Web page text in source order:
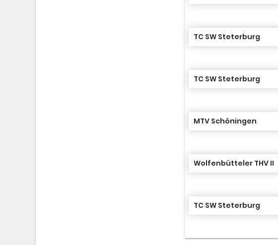
TC SW Steterburg
TC SW Steterburg
MTV Schöningen
Wolfenbütteler THV II
TC SW Steterburg